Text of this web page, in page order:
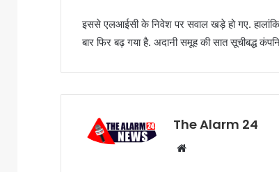
इससे एलआईसी के निवेश पर सवाल खड़े हो गए.
बार फिर बढ़ गया है. अदानी समूह की सात सूचीबद्ध
The Alarm 24
Website